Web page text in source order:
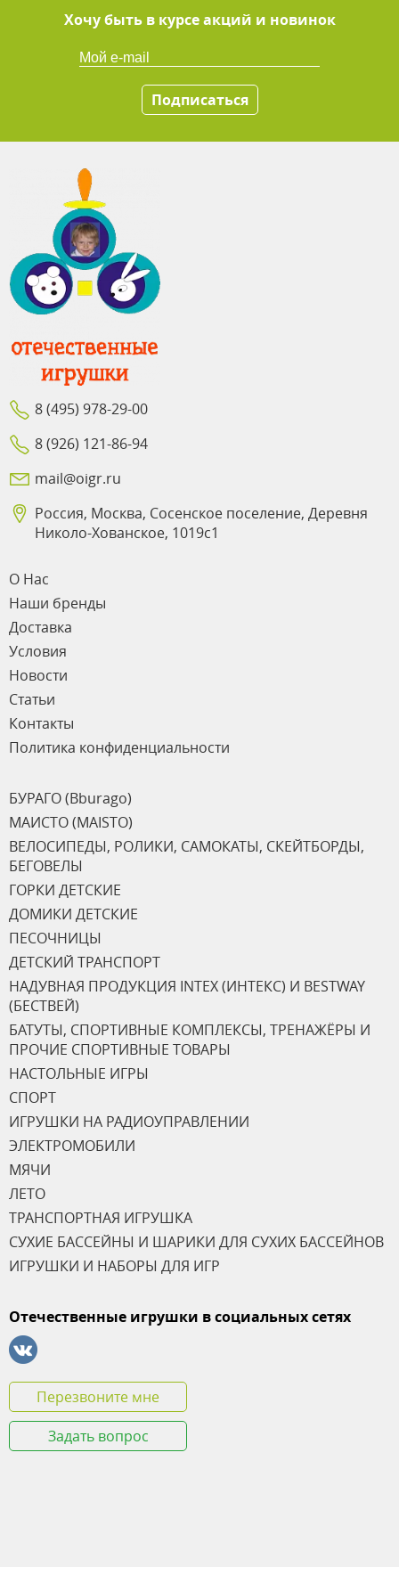
Хочу быть в курсе акций и новинок
Подписаться
8 (495) 978-29-00
8 (926) 121-86-94
mail@oigr.ru
Россия, Москва, Сосенское поселение, Деревня
Николо-Хованское, 1019с1
О Нас
Наши бренды
Доставка
Условия
Новости
Статьи
Контакты
Политика конфиденциальности
БУРАГО (Bburago)
МАИСТО (MAISTO)
ВЕЛОСИПЕДЫ, РОЛИКИ, САМОКАТЫ, СКЕЙТБОРДЫ,
БЕГОВЕЛЫ
ГОРКИ ДЕТСКИЕ
ДОМИКИ ДЕТСКИЕ
ПЕСОЧНИЦЫ
ДЕТСКИЙ ТРАНСПОРТ
НАДУВНАЯ ПРОДУКЦИЯ INTEX (ИНТЕКС) И BESTWAY
(БЕСТВЕЙ)
БАТУТЫ, СПОРТИВНЫЕ КОМПЛЕКСЫ, ТРЕНАЖЁРЫ И
ПРОЧИЕ СПОРТИВНЫЕ ТОВАРЫ
НАСТОЛЬНЫЕ ИГРЫ
СПОРТ
ИГРУШКИ НА РАДИОУПРАВЛЕНИИ
ЭЛЕКТРОМОБИЛИ
МЯЧИ
ЛЕТО
ТРАНСПОРТНАЯ ИГРУШКА
СУХИЕ БАССЕЙНЫ И ШАРИКИ ДЛЯ СУХИХ БАССЕЙНОВ
ИГРУШКИ И НАБОРЫ ДЛЯ ИГР
Отечественные игрушки в социальных сетях
Перезвоните мне
Задать вопрос